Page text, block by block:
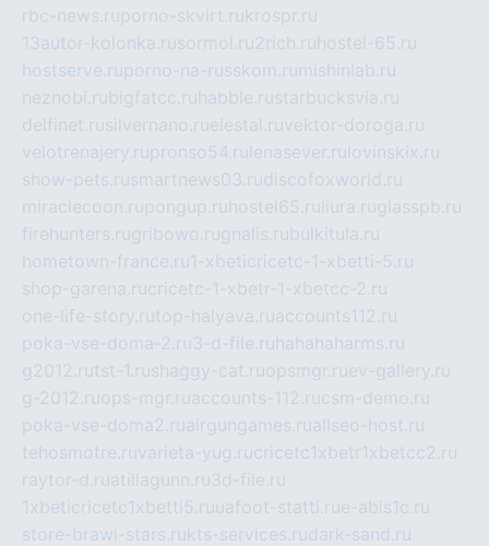
rbc-news.ruporno-skvirt.rukrospr.ru
13autor-kolonka.rusormol.ru2rich.ru hostel-65.ru
hostserve.ruporno-na-russkom.ru mishinlab.ru
neznobi.rubigfatcc.ru habble.rustarbucksvia.ru
delfinet.rusilvernano.ruelestal.ruvektor-doroga.ru
velotrenajery.rupronso54.ru lenasever.ru lovinskix.ru
show-pets.rusmartnews03.rudiscofoxworld.ru
miraclecoon.rupongup.ru hostel65.ru liura.ruglasspb.ru
firehunters.rugribowo.rugnalis.rubulkitula.ru
hometown-france.ru1-xbeticricetc-1-xbetti-5.ru
shop-garena.rucricetc-1-xbetr-1-xbetcc-2.ru
one-life-story.rutop-halyava.ruaccounts112.ru
poka-vse-doma-2.ru3-d-file.ru hahahaharms.ru
g2012.rutst-1.rushaggy-cat.ruopsmgr.ruev-gallery.ru
g-2012.ruops-mgr.ruaccounts-112.rucsm-demo.ru
poka-vse-doma2.ruairgungames.ruallseo-host.ru
tehosmotre.ruvarieta-yug.rucricetc1xbetr1xbetcc2.ru
raytor-d.ruatillagunn.ru3d-file.ru
1xbeticricetc1xbetti5.ruuafoot-statti.rue-abis1c.ru
store-brawl-stars.rukts-services.rudark-sand.ru